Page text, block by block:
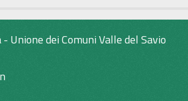
Unione dei Comuni Valle del Savio